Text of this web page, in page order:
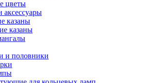
цветы
аксессуары
казаны
казаны
и половники